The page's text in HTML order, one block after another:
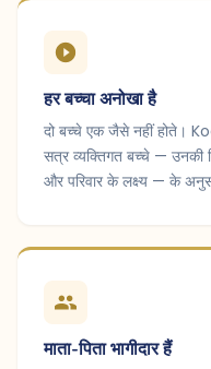
हर बच्चा अनोखा है
दो बच्चे एक जैसे नहीं होते।
सत्र व्यक्तिगत बच्चे — उनकी
और परिवार के लक्ष्य — के
माता-पिता भागीदार हैं